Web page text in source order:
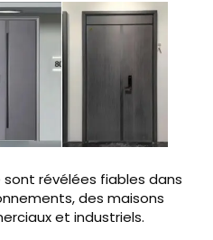
révélées fiables dans
des maisons
et industriels.